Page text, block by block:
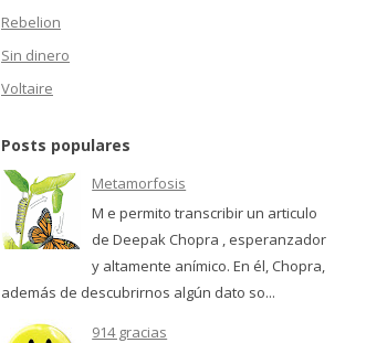
Rebelion
Sin dinero
Voltaire
Posts populares
Metamorfosis
M e permito transcribir un articulo
de Deepak Chopra , esperanzador
y altamente anímico. En él, Chopra,
además de descubrirnos algún dato so...
914 gracias